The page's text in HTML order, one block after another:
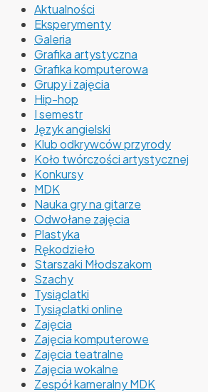
Aktualności
Eksperymenty
Galeria
Grafika artystyczna
Grafika komputerowa
Grupy i zajęcia
Hip-hop
I semestr
Język angielski
Klub odkrywców przyrody
Koło twórczości artystycznej
Konkursy
MDK
Nauka gry na gitarze
Odwołane zajęcia
Plastyka
Rękodzieło
Starszaki Młodszakom
Szachy
Tysiąclatki
Tysiąclatki online
Zajęcia
Zajęcia komputerowe
Zajęcia teatralne
Zajęcia wokalne
Zespół kameralny MDK